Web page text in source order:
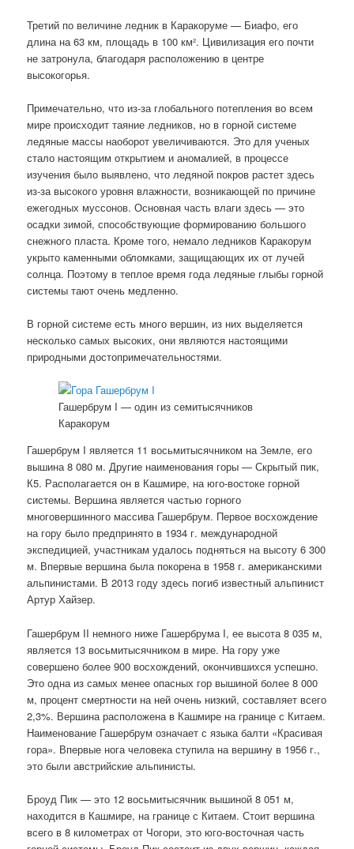
Третий по величине ледник в Каракоруме — Биафо, его
длина на 63 км, площадь в 100 км². Цивилизация его почти
не затронула, благодаря расположению в центре
высокогорья.
Примечательно, что из-за глобального потепления во всем
мире происходит таяние ледников, но в горной системе
ледяные массы наоборот увеличиваются. Это для ученых
стало настоящим открытием и аномалией, в процессе
изучения было выявлено, что ледяной покров растет здесь
из-за высокого уровня влажности, возникающей по причине
ежегодных муссонов. Основная часть влаги здесь — это
осадки зимой, способствующие формированию большого
снежного пласта. Кроме того, немало ледников Каракорум
укрыто каменными обломками, защищающих их от лучей
солнца. Поэтому в теплое время года ледяные глыбы горной
системы тают очень медленно.
В горной системе есть много вершин, из них выделяется
несколько самых высоких, они являются настоящими
природными достопримечательностями.
Гашербрум I — один из семитысячников
Каракорум
Гашербрум I является 11 восьмитысячником на Земле, его
вышина 8 080 м. Другие наименования горы — Скрытый пик,
К5. Располагается он в Кашмире, на юго-востоке горной
системы. Вершина является частью горного
многовершинного массива Гашербрум. Первое восхождение
на гору было предпринято в 1934 г. международной
экспедицией, участникам удалось подняться на высоту 6 300
м. Впервые вершина была покорена в 1958 г. американскими
альпинистами. В 2013 году здесь погиб известный альпинист
Артур Хайзер.
Гашербрум II немного ниже Гашербрума I, ее высота 8 035 м,
является 13 восьмитысячником в мире. На гору уже
совершено более 900 восхождений, окончившихся успешно.
Это одна из самых менее опасных гор вышиной более 8 000
м, процент смертности на ней очень низкий, составляет всего
2,3%. Вершина расположена в Кашмире на границе с Китаем.
Наименование Гашербрум означает с языка балти «Красивая
гора». Впервые нога человека ступила на вершину в 1956 г.,
это были австрийские альпинисты.
Броуд Пик — это 12 восьмитысячник вышиной 8 051 м,
находится в Кашмире, на границе с Китаем. Стоит вершина
всего в 8 километрах от Чогори, это юго-восточная часть